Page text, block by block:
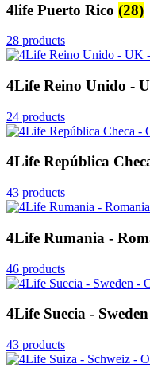
4life Puerto Rico (28)
28 products
4Life Reino Unido -
24 products
4Life República
43 products
4Life Rumania -
46 products
4Life Suecia - Sweden
43 products